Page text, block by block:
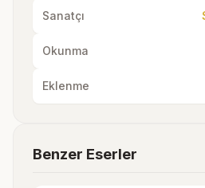
Sanatçı
Okunma
Eklenme
Benzer Eserler